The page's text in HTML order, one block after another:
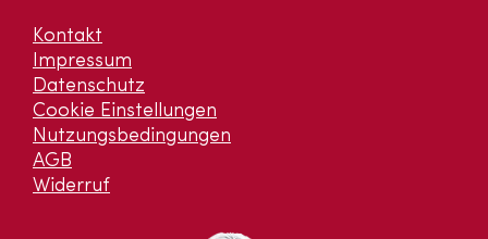
Kontakt
Impressum
Datenschutz
Cookie Einstellungen
Nutzungsbedingungen
AGB
Widerruf